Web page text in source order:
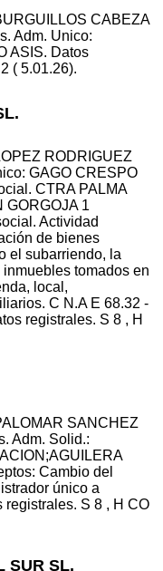
CABEZA
Adm. Unico:
ASIS. Datos
( 5.01.26).
RODRIGUEZ
GAGO CRESPO
CTRA PALMA
GORGOJA 1
Actividad
de bienes
el subarriendo, la
tomados en
local,
C N.A E 68.32 -
registrales. S 8 , H
SANCHEZ
Adm. Solid.:
Cambio del
único a
S 8 , H CO
SUR SL.